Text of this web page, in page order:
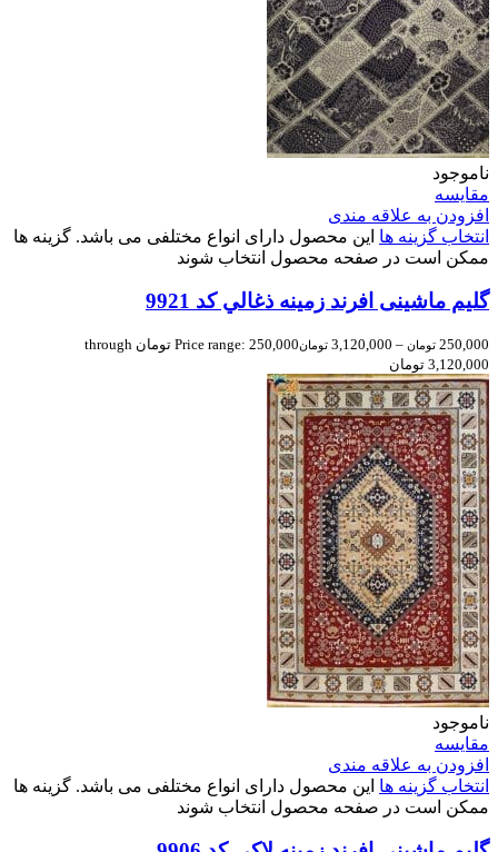
ناموجود
مقایسه
افزودن به علاقه مندی
انتخاب گزینه ها این محصول دارای انواع مختلفی می باشد. گزینه ها
ممکن است در صفحه محصول انتخاب شوند
گلیم ماشینی افرند زمینه ذغالي کد 9921
250,000 تومان –
3,120,000 تومان
Price range: 250,000 تومان through
3,120,000 تومان
ناموجود
مقایسه
افزودن به علاقه مندی
انتخاب گزینه ها این محصول دارای انواع مختلفی می باشد. گزینه ها
ممکن است در صفحه محصول انتخاب شوند